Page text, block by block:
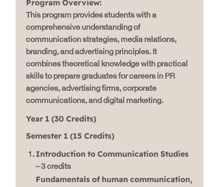
Program Overview:
This program provides students with a
comprehensive understanding of
communication strategies, media relations,
branding, and advertising principles. It
combines theoretical knowledge with practical
skills to prepare graduates for careers in PR
agencies, advertising firms, corporate
communications, and digital marketing.
Year 1 (30 Credits)
Semester 1 (15 Credits)
Introduction to Communication Studies
– 3 credits
Fundamentals of human communication,